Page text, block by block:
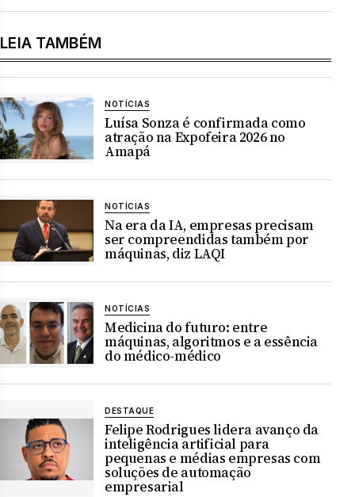
LEIA TAMBÉM
NOTÍCIAS
Luísa Sonza é confirmada como
atração na Expofeira 2026 no
Amapá
NOTÍCIAS
Na era da IA, empresas precisam
ser compreendidas também por
máquinas, diz LAQI
NOTÍCIAS
Medicina do futuro: entre
máquinas, algoritmos e a essência
do médico-médico
DESTAQUE
Felipe Rodrigues lidera avanço da
inteligência artificial para
pequenas e médias empresas com
soluções de automação
empresarial